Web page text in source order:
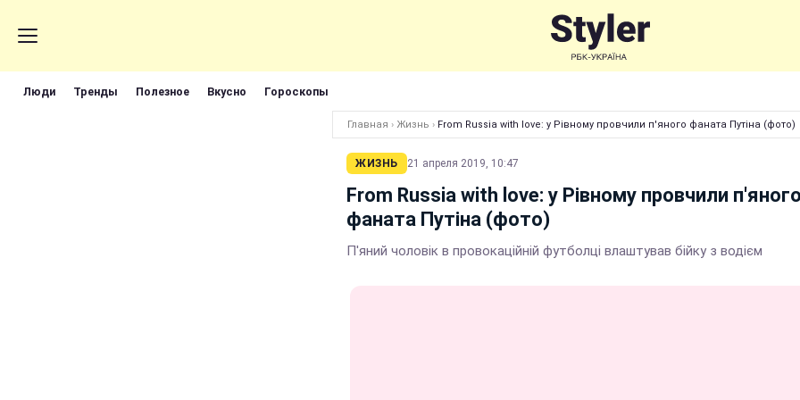
Люди Тренды Полезное Вкусно Гороскопы
Главная › Жизнь › From Russia with love: у Рівному провчили п'яного фаната Путіна (фото)
ЖИЗНЬ 21 апреля 2019, 10:47
From Russia with love: у Рівному провчили п'яного
фаната Путіна (фото)
П'яний чоловік в провокаційній футболці влаштував бійку з водієм